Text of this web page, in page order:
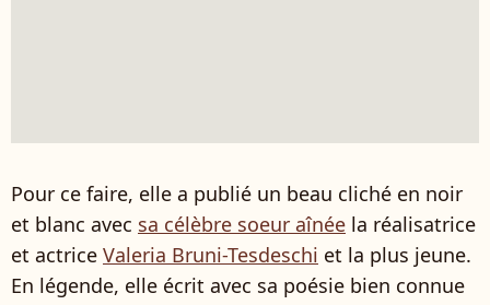
Pour ce faire, elle a publié un beau cliché en noir
et blanc avec sa célèbre soeur aînée la réalisatrice
et actrice Valeria Bruni-Tesdeschi et la plus jeune.
En légende, elle écrit avec sa poésie bien connue